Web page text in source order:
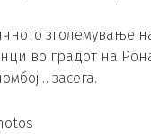
зголемување
во градот на
засега.